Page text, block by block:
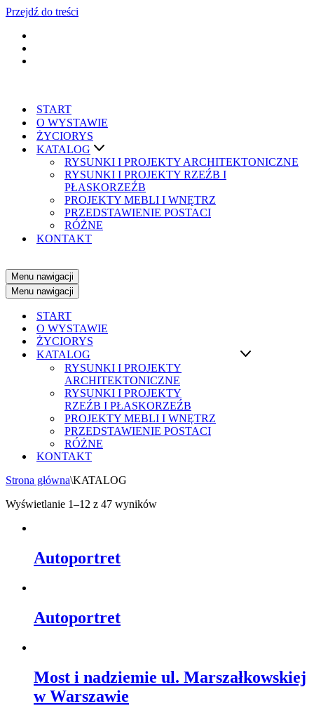
Przejdź do treści
START
O WYSTAWIE
ŻYCIORYS
KATALOG
RYSUNKI I PROJEKTY ARCHITEKTONICZNE
RYSUNKI I PROJEKTY RZEŹB I
PŁASKORZEŹB
PROJEKTY MEBLI I WNĘTRZ
PRZEDSTAWIENIE POSTACI
RÓŻNE
KONTAKT
Menu nawigacji
Menu nawigacji
START
O WYSTAWIE
ŻYCIORYS
KATALOG
RYSUNKI I PROJEKTY
ARCHITEKTONICZNE
RYSUNKI I PROJEKTY
RZEŹB I PŁASKORZEŹB
PROJEKTY MEBLI I WNĘTRZ
PRZEDSTAWIENIE POSTACI
RÓŻNE
KONTAKT
Strona główna\KATALOG
Wyświetlanie 1–12 z 47 wyników
Autoportret
Autoportret
Most i nadziemie ul. Marszałkowskiej
w Warszawie